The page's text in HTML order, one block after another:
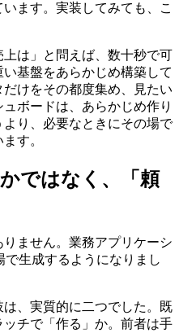
ます。実装してみても、こ
は」と問えば、数十秒で可
基盤をあらかじめ構築して
けをその都度集め、見たい
ボードは、あらかじめ作り
り、必要なときにその場で
す。
ではなく、「頼
ません。業務アプリケーシ
生成するようになりまし
、実質的に二つでした。既
ッチで「作る」か。前者は手